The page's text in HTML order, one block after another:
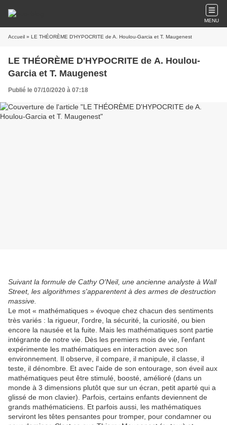
MENU
Accueil » LE THÉORÈME D'HYPOCRITE de A. Houlou-Garcia et T. Maugenest
LE THÉORÈME D'HYPOCRITE de A. Houlou-
Garcia et T. Maugenest
Publié le 07/10/2020 à 07:18
Suivant la formule de Cathy O'Neil, une ancienne analyste à Wall
Street, les algorithmes s'apparentent à des armes de destruction
massive.
Le mot « mathématiques » évoque chez chacun des sentiments
très variés : la rigueur, l'ordre, la sécurité, la curiosité, ou bien
encore la nausée et la fuite. Mais les mathématiques sont partie
intégrante de notre vie. Dès les premiers mois de vie, l'enfant
expérimente les mathématiques en interaction avec son
environnement. Il observe, il compare, il manipule, il classe, il
teste, il dénombre. Et avec l'aide de son entourage, son éveil aux
mathématiques peut être stimulé, boosté, amélioré (dans un
monde à 3 dimensions plutôt que sur un écran, petit aparté qui a
glissé de mon clavier). Parfois, certains enfants deviennent de
grands mathématiciens. Et parfois aussi, les mathématiques
serviront les têtes pensantes pour tromper, pour condamner ou